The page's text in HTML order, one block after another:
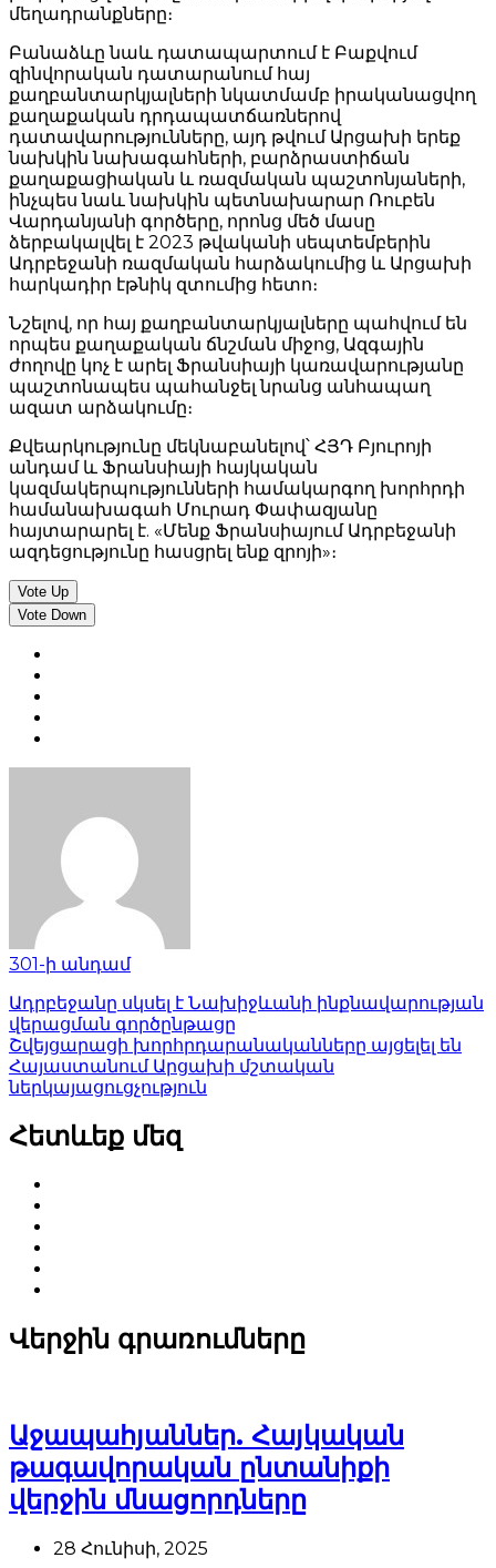
մեղադրանքները։
Բանաձևը նաև դատապարտում է Բաքվում
զինվորական դատարանում հայ
քաղբանտարկյալների նկատմամբ իրականացվող
քաղաքական դրդապատճառներով
դատավարությունները, այդ թվում Արցախի երեք
նախկին նախագահների, բարձրաստիճան
քաղաքացիական և ռազմական պաշտոնյաների,
ինչպես նաև նախկին պետնախարար Ռուբեն
Վարդանյանի գործերը, որոնց մեծ մասը
ձերբակալվել է 2023 թվականի սեպտեմբերին
Ադրբեջանի ռազմական հարձակումից և Արցախի
հարկադիր էթնիկ զտումից հետո։
Նշելով, որ հայ քաղբանտարկյալները պահվում են
որպես քաղաքական ճնշման միջոց, Ազգային
ժողովը կոչ է արել Ֆրանսիայի կառավարությանը
պաշտոնապես պահանջել նրանց անհապաղ
ազատ արձակումը։
Քվեարկությունը մեկնաբանելով՝ ՀՅԴ Բյուրոյի
անդամ և Ֆրանսիայի հայկական
կազմակերպությունների համակարգող խորհրդի
համանախագահ Մուրադ Փափազյանը
հայտարարել է. «Մենք Ֆրանսիայում Ադրբեջանի
ազդեցությունը հասցրել ենք զրոյի»։
Vote Up
Vote Down
301-ի անդամ
Ադրբեջանը սկսել է Նախիջևանի ինքնավարության
վերացման գործընթացը
Շվեյցարացի խորհրդարանականները այցելել են
Հայաստանում Արցախի մշտական
ներկայացուցչություն
Հետևեք մեզ
Վերջին գրառումները
Աջապահյաններ. Հայկական
թագավորական ընտանիքի
վերջին մնացորդները
28 Հունիսի, 2025